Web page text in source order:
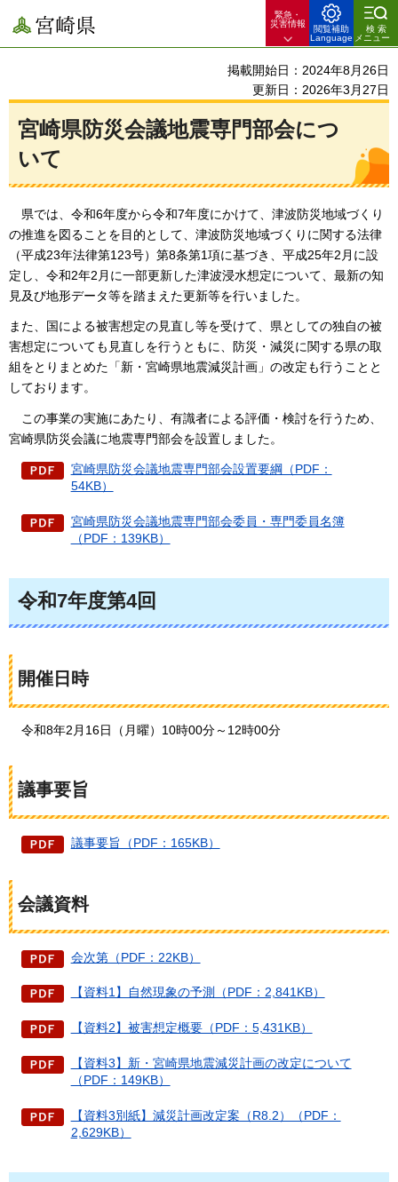
宮崎県
緊急・
災害情報
閲覧補助
Language
検索
メニュー
掲載開始日：2024年8月26日
更新日：2026年3月27日
宮崎県防災会議地震専門部会につ
いて
県では、令和6年度から令和7年度にかけて、 津波防災地域づくり
の推進を図ることを目的として、津波防災地域づくりに関する法律
（平成23年法律第123号）第8条第1項に基づき、平成25年2月に設
定し、令和2年2月に一部更新した津波浸水想定について、最新の知
見及び地形データ等を踏まえた更新等を行いました。
また、国による被害想定の見直し等を受けて、県としての独自の被
害想定についても見直しを行うともに、防災・減災に関する県の取
組をとりまとめた「新・宮崎県地震減災計画」の改定も行うことと
しております。
こ の事業の実施にあたり、有識者による評価・検討を行うため、
宮崎県防災会議に地震専門部会を設置しました。
宮崎県防災会議地震専門部会設置要綱（PDF：
54KB）
宮崎県防災会議地震専門部会委員・専門委員名簿
（PDF：139KB）
令和7年度第4回
開催日時
令和8年2月16日（月曜）10時00分～12時00分
議事要旨
議事要旨（PDF：165KB）
会議資料
会次第（PDF：22KB）
【資料1】自然現象の予測（PDF：2,841KB）
【資料2】被害想定概要（PDF：5,431KB）
【資料3】新・宮崎県地震減災計画の改定について
（PDF：149KB）
【資料3別紙】減災計画改定案（R8.2）（PDF：
2,629KB）